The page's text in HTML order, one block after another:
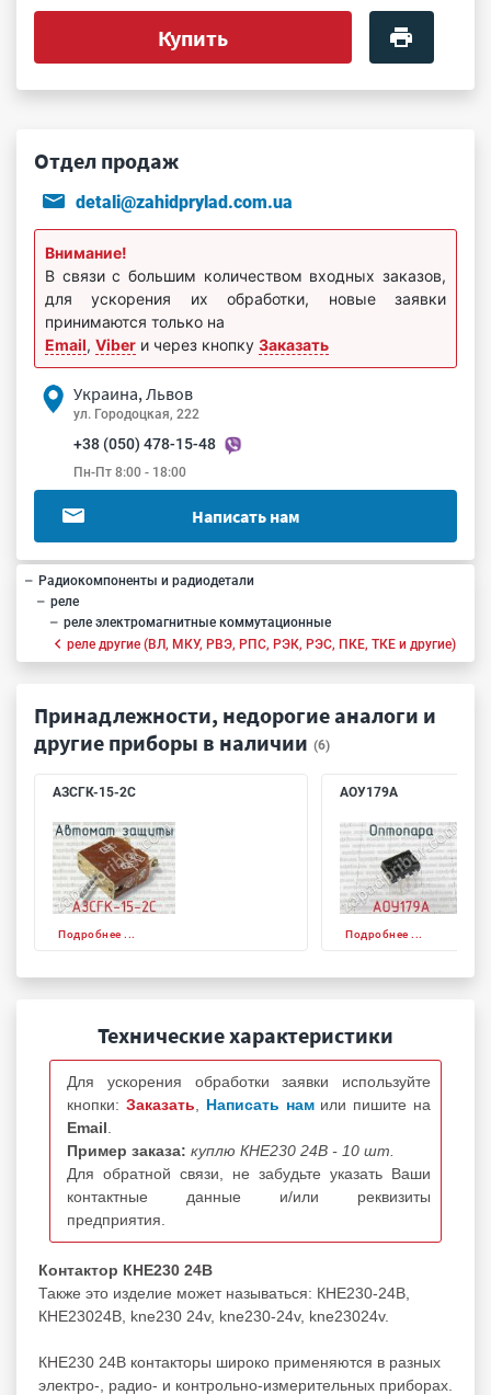
Купить
Отдел продаж
detali@zahidprylad.com.ua
Внимание!
В связи с большим количеством входных заказов,
для ускорения их обработки, новые заявки
принимаются только на
Email, Viber и через кнопку Заказать
Украина, Львов
ул. Городоцкая, 222
+38 (050) 478-15-48
Пн-Пт 8:00 - 18:00
Написать нам
Радиокомпоненты и радиодетали
реле
реле электромагнитные коммутационные
реле другие (ВЛ, МКУ, РВЭ, РПС, РЭК, РЭС, ПКЕ, ТКЕ и другие)
Принадлежности, недорогие аналоги и
другие приборы в наличии (6)
АЗСГК-15-2С
Подробнее ...
АОУ179А
Подробнее ...
Технические характеристики
Для ускорения обработки заявки используйте
кнопки: Заказать Написать нам или пишите на
Email
Пример заказа: куплю КНЕ230 24В - 10 шт.
Для обратной связи, не забудьте указать Ваши
контактные данные и/или реквизиты
предприятия.
Контактор КНЕ230 24В
Также это изделие может называться: КНЕ230-24В,
КНЕ23024В, kne230 24v, kne230-24v, kne23024v.
КНЕ230 24В контакторы широко применяются в разных
электро-, радио- и контрольно-измерительных приборах.